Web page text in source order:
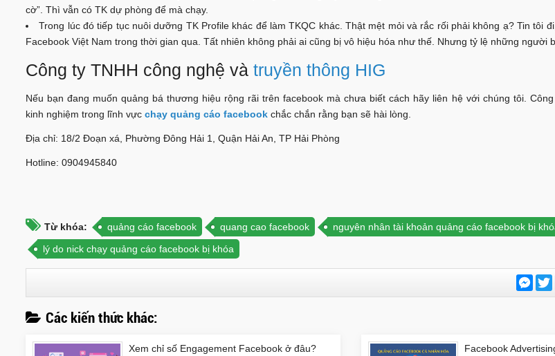
cờ”. Thì vẫn có TK dự phòng để mà chạy.
Trong lúc đó tiếp tục nuôi dưỡng TK Profile khác để làm TKQC khác. Thật mệt mỏi và rắc rối phải không ạ? Tin tôi
Facebook Việt Nam trong thời gian qua. Tất nhiên không phải ai cũng bị vô hiệu hóa như thế. Nhưng tỷ lệ những người
Công ty TNHH công nghệ và truyền thông HIG
Nếu bạn đang muốn quảng bá thương hiệu rộng rãi trên facebook mà chưa biết cách hãy liên hệ với chúng tôi.
kinh nghiệm trong lĩnh vực chạy quảng cáo facebook chắc chắn rằng bạn sẽ hài lòng.
Địa chỉ: 18/2 Đoạn xá, Phường Đông Hải 1, Quận Hải An, TP Hải Phòng
Hotline: 0904945840
Từ khóa: quảng cáo facebook quang cao facebook
nguyên nhân tài khoản quảng cáo facebook bị
lý do nick chạy quảng cáo facebook bị khóa
Các kiến thức khác:
Xem chỉ số Engagement Facebook ở đâu?
Facebook